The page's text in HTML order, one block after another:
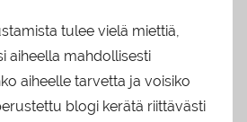
tulee vielä miettiä,
aiheella mahdollisesti
aiheelle tarvetta ja voisiko
blogi kerätä riittävästi